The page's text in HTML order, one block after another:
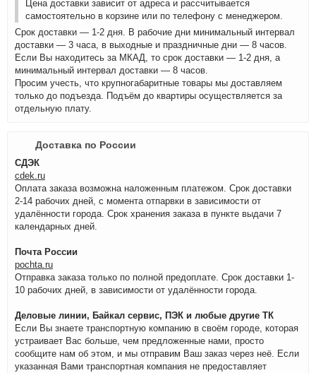
Цена доставки зависит от адреса и рассчитывается
самостоятельно в корзине или по телефону с менеджером.
Срок доставки — 1-2 дня. В рабочие дни минимальный интервал
доставки — 3 часа, в выходные и праздничные дни — 8 часов.
Если Вы находитесь за МКАД, то срок доставки — 1-2 дня, а
минимальный интервал доставки — 8 часов.
Просим учесть, что крупногабаритные товары мы доставляем
только до подъезда. Подъём до квартиры осуществляется за
отдельную плату.
Доставка по России
СДЭК
cdek.ru
Оплата заказа возможна наложенным платежом. Срок доставки
2-14 рабочих дней, с момента отпарвки в зависимости от
удалённости города. Срок хранения заказа в пункте выдачи 7
календарных дней.
Почта России
pochta.ru
Отправка заказа только по полной предоплате. Срок доставки 1-
10 рабочих дней, в зависимости от удалённости города.
Деловые линии, Байкал сервис, ПЭК и любые другие ТК
Если Вы знаете транспортную компанию в своём городе, которая
устраивает Вас больше, чем предложенные нами, просто
сообщите нам об этом, и мы отправим Ваш заказ через неё. Если
указанная Вами транспортная компания не предоставляет